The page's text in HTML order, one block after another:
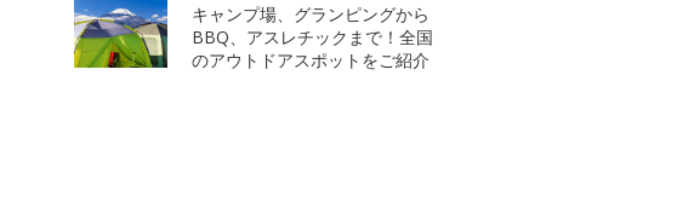
キャンプ場、グランピングから
BBQ、アスレチックまで！全国
のアウトドアスポットをご紹介